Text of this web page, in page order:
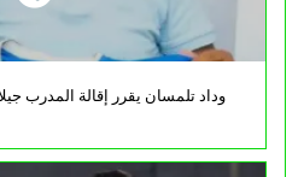
وداد تلمسان يقرر إقالة المدرب